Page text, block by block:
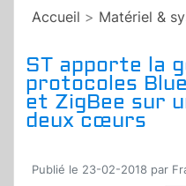
Accueil > Matériel &
ST apporte la
protocoles
et ZigBee sur
deux cœurs
Publié le 23-02-2018 par